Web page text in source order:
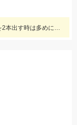
今回仕掛けは10セット使用しました。 竿を2本出す時は多めに準備しましょう！